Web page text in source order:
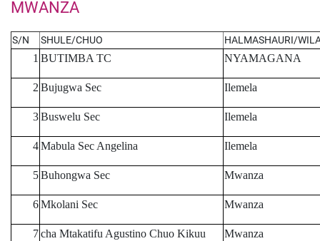
MWANZA
S/N SHULE/CHUO
HALMASHAURI/
1 BUTIMBA TC NYAMAGANA
2 Bujugwa Sec Ilemela
3Buswelu Sec Ilemela
4Mabula Sec Angelina Ilemela
5Buhongwa Sec Mwanza
6Mkolani Sec Mwanza
7cha Mtakatifu Agustino Chuo Kikuu Mwanza